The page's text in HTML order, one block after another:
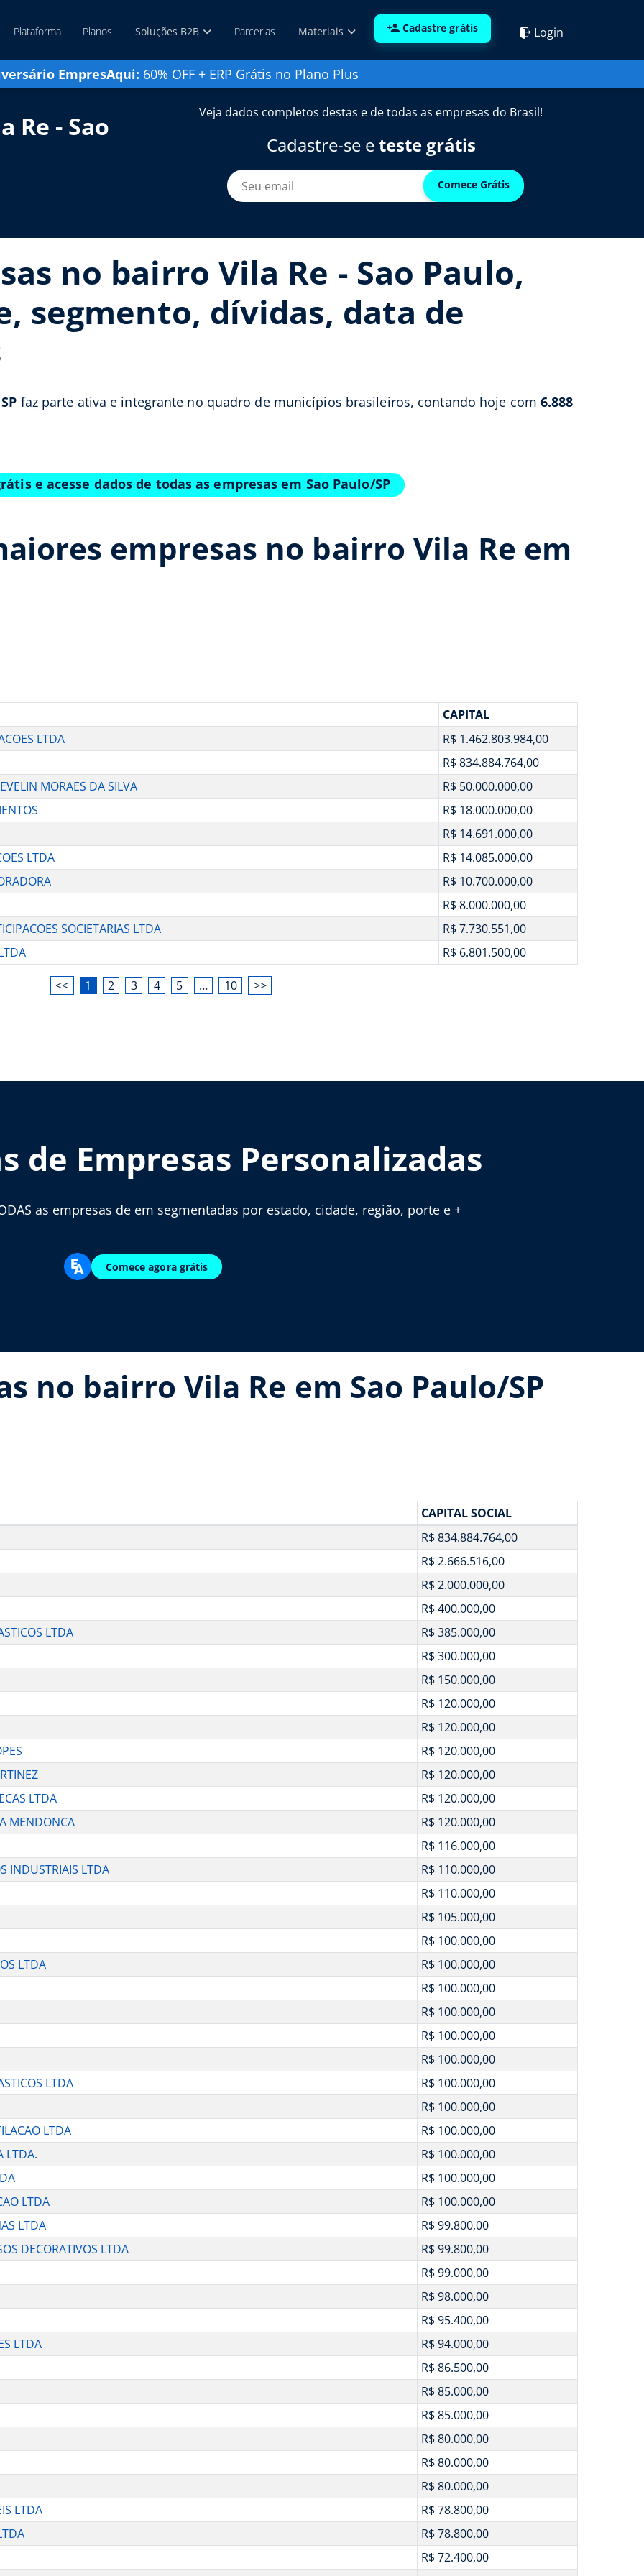
Plataforma Planos Soluções B2B Parcerias Materiais Cadastre grátis Login
EmpresAqui: 60% OFF + ERP Grátis no Plano Plus
Re - Sao Veja dados completos destas e de todas as empresas do Brasil!
Cadastre-se eteste grátis
Comece Grátis
no bairro Vila Re - Sao Paulo,
segmento, dívidas, data de
faz parte ativa e integrante no quadro de municípios brasileiros, contando hoje com 6.888
e acesse dados de todas as empresas em Sao Paulo/SP
empresas no bairro Vila Re em
CAPITAL
LTDA
R$ 1.462.803.984,00
R$ 834.884.764,00
MORAES DA SILVA
R$ 50.000.000,00
R$ 18.000.000,00
R$ 14.691.000,00
LTDA
R$ 14.085.000,00
R$ 10.700.000,00
R$ 8.000.000,00
SOCIETARIAS LTDA
R$ 7.730.551,00
R$ 6.801.500,00
<< 1 2 3 4 5 … 10 >>
de Empresas Personalizadas
as empresas de em segmentadas por estado, cidade, região, porte e +
Comece agora grátis
no bairro Vila Re em Sao Paulo/SP
CAPITAL SOCIAL
R$ 834.884.764,00
R$ 2.666.516,00
R$ 2.000.000,00
R$ 400.000,00
LTDA
R$ 385.000,00
R$ 300.000,00
R$ 150.000,00
R$ 120.000,00
R$ 120.000,00
R$ 120.000,00
R$ 120.000,00
LTDA
R$ 120.000,00
MENDONCA
R$ 120.000,00
R$ 116.000,00
INDUSTRIAIS LTDA
R$ 110.000,00
R$ 110.000,00
R$ 105.000,00
R$ 100.000,00
LTDA
R$ 100.000,00
R$ 100.000,00
R$ 100.000,00
R$ 100.000,00
R$ 100.000,00
LTDA
R$ 100.000,00
R$ 100.000,00
LTDA
R$ 100.000,00
LTDA.
R$ 100.000,00
R$ 100.000,00
LTDA
R$ 100.000,00
LTDA
R$ 99.800,00
DECORATIVOS LTDA
R$ 99.800,00
R$ 99.000,00
R$ 98.000,00
R$ 95.400,00
LTDA
R$ 94.000,00
R$ 86.500,00
R$ 85.000,00
R$ 85.000,00
R$ 80.000,00
R$ 80.000,00
R$ 80.000,00
LTDA
R$ 78.800,00
R$ 78.800,00
R$ 72.400,00